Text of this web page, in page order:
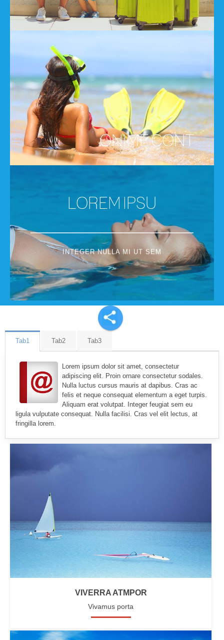
ONIME CONT
LOREM IPSU
INTEGER NULLA MI UT SEM
Tab1 Tab2 Tab3
Lorem ipsum dolor sit amet, consectetur
adipiscing elit. Proin ornare consectetur sodales.
Nulla luctus cursus mauris at dapibus. Cras ac
felis et neque consequat elementum a eget turpis.
Aliquam erat volutpat. Integer feugiat sem eu
ligula vulputate consequat. Nulla facilisi. Cras vel elit lectus, at
fringilla lorem.
VIVERRA ATMPOR
Vivamus porta